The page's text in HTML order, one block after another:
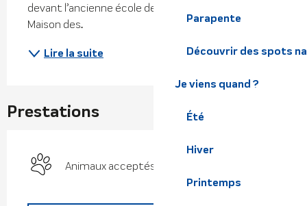
Parapente
Découvrir des spots
Je viens quand ?
Été
Hiver
Printemps
devant l’ancienne école des filles transformée en
Maison des...
Lire la suite
Prestations
Animaux acceptés